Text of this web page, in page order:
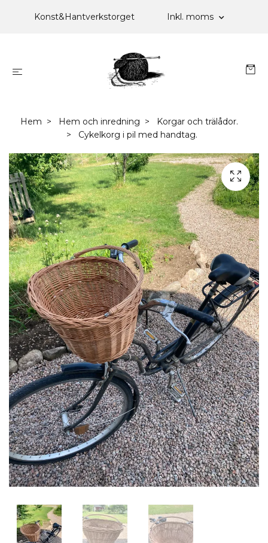
Konst&Hantverkstorget Inkl. moms
Hem Hem och inredning
Korgar och trälådor.
Cykelkorg i pil med handtag.